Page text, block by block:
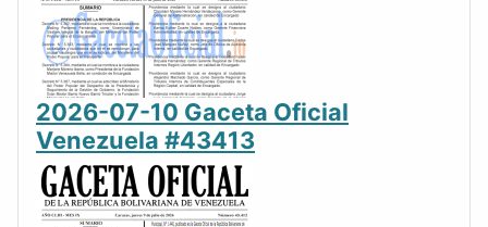
2026-07-10 Gaceta Oficial
Venezuela #43413